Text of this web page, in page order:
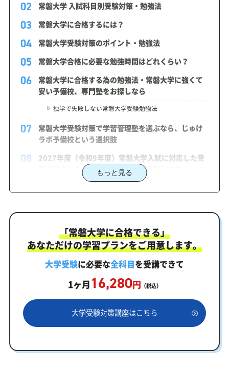
常磐大学 入試科目別受験対策・勉強法
常磐大学に合格するには？
常磐大学受験対策のポイント・勉強法
常磐大学合格に必要な勉強時間はどれくらい？
常磐大学に合格する為の勉強法・常磐大学に強くて
安い予備校、専門塾をお探しなら
独学で失敗しない常磐大学受験勉強法
常磐大学受験対策で学習管理塾を選ぶなら、じゅけ
ラボ予備校という選択肢
2027年度（令和9年度）常磐大学入試に対応した受
験対策カリキュラム・学習計画を提供します
まずはあなたの弱点をしっかり把握現状分析テスト
あなただけの学習計画だから成果が出る！常磐大学合格
に向けた受験対策カリキュラム
学習効果をしっかり確認定着度テスト
一人でも安心、学習相談
あなたにピッタリ合った「常磐大学対策のオーダー
メイドカリキュラム」から得られる成果とは？
カリキュラムや料金についてお気軽にご相談くださ
もっと見る
「常磐大学に合格できる」
あなただけの学習プランをご用意します。
大学受験に必要な全科目を受講できて
1ヶ月 16,280円 （税込）
大学受験対策講座はこちら